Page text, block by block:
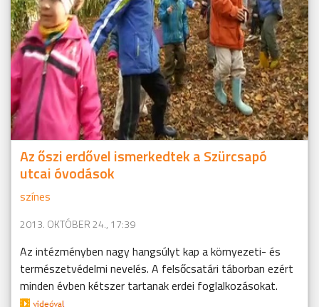
Az őszi erdővel ismerkedtek a Szürcsapó
utcai óvodások
színes
2013. OKTÓBER 24., 17:39
Az intézményben nagy hangsúlyt kap a környezeti- és
természetvédelmi nevelés. A felsőcsatári táborban ezért
minden évben kétszer tartanak erdei foglalkozásokat.